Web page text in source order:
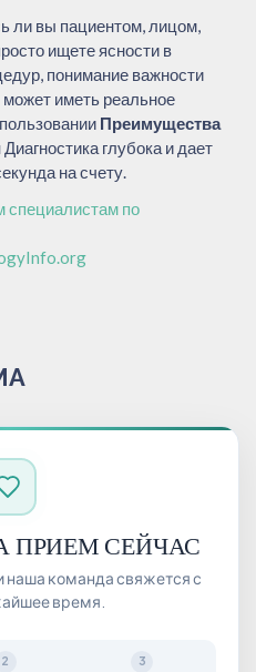
ли вы пациентом, лицом,
ищете ясности в
понимание важности
может иметь реальное
Преимущества
Диагностика глубока и дает
на счету.
специалистам по
ПРИЕМ СЕЙЧАС
наша команда свяжется с
время.
2 3